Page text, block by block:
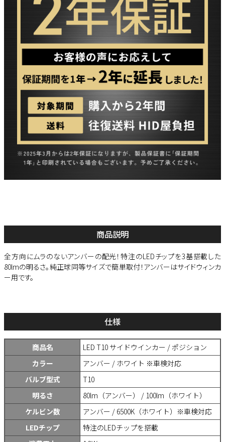
商品説明
全方向にムラのないアンバーの配光！特注のLEDチップを3基搭載した
80lmの明るさ。純正球同等サイズで簡単取付！アンバーはサイドウィンカ
ー用です。
仕様
商品名
LED T10 サイドウインカー / ポジション
カラー
アンバー / ホワイト ※車検対応
バルブ型式
T10
明るさ
80lm（アンバー） / 100lm（ホワイト）
ケルビン数
アンバー / 6500K（ホワイト）※車検対応
LEDチップ
特注のLEDチップを搭載